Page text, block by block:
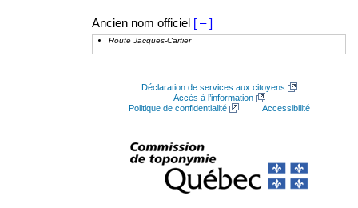
Ancien nom officiel [ – ]
Route Jacques-Cartier
Déclaration de services aux citoyens
Accès à l’information
Politique de confidentialité
Accessibilité